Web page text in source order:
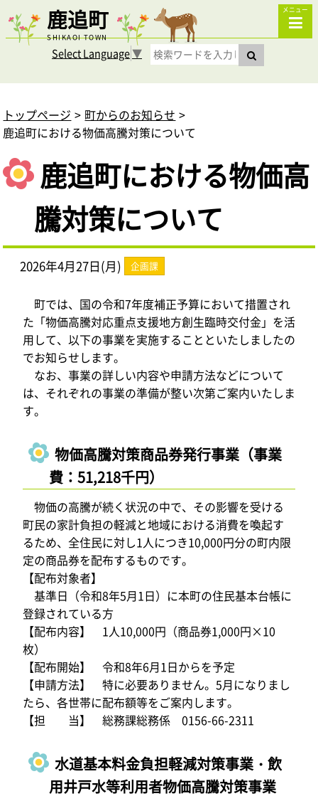
鹿追町
SHIKAOI TOWN
メニュー
Select Language▼
トップページ
町からのお知らせ
鹿追町における物価高騰対策について
鹿追町における物価高
騰対策について
2026年4月27日(月) 企画課
町では、国の令和7年度補正予算において措置され
た「物価高騰対応重点支援地方創生臨時交付金」を活
用して、以下の事業を実施することといたしましたの
でお知らせします。
なお、事業の詳しい内容や申請方法などについて
は、それぞれの事業の準備が整い次第ご案内いたしま
す。
物価高騰対策商品券発行事業（事業
費：51,218千円）
物価の高騰が続く状況の中で、その影響を受ける
町民の家計負担の軽減と地域における消費を喚起す
るため、全住民に対し1人につき10,000円分の町内限
定の商品券を配布するものです。
【配布対象者】
基準日（令和8年5月1日）に本町の住民基本台帳に
登録されている方
【配布内容】 1人10,000円（商品券1,000円×10
枚）
【配布開始】 令和8年6月1日からを予定
【申請方法】 特に必要ありません。5月になりまし
たら、各世帯に配布額等をご案内します。
【担 当】 総務課総務係 0156-66-2311
水道基本料金負担軽減対策事業・飲
用井戸水等利用者物価高騰対策事業